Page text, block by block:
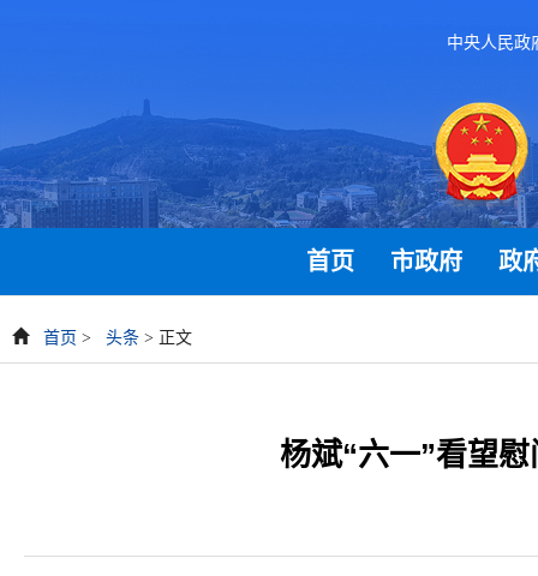
中央人民政
首页 市政府 政
首页 > 头条 > 正文
杨斌“六一”看望